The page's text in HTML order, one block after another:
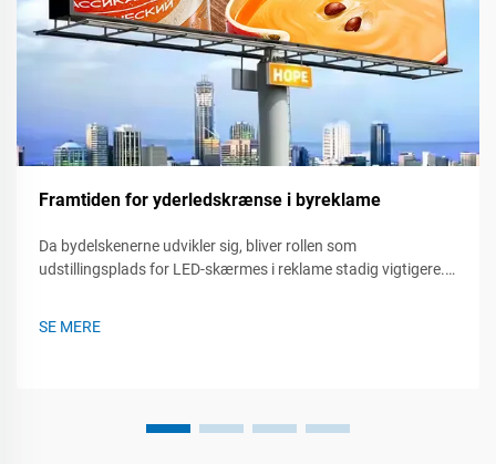
Framtiden for yderledskrænse i byreklame
Da bydelskenerne udvikler sig, bliver rollen som
udstillingsplads for LED-skærmes i reklame stadig vigtigere.
publikum på måder, som traditionel reklame ikke kan. Thi...
SE MERE